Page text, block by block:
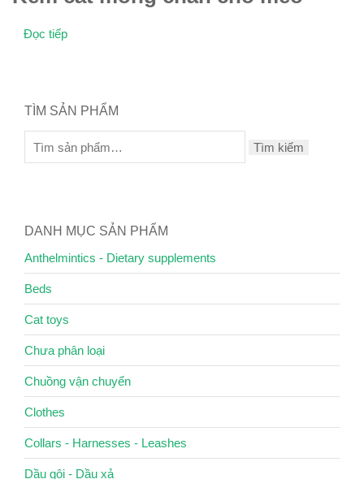
Đọc tiếp
TÌM SẢN PHẨM
Tìm kiếm
DANH MỤC SẢN PHẨM
Anthelmintics - Dietary supplements
Beds
Cat toys
Chưa phân loại
Chuồng vận chuyển
Clothes
Collars - Harnesses - Leashes
Dầu gội - Dầu xả